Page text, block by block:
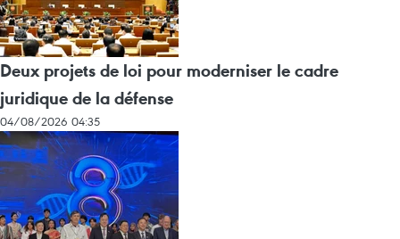
Deux projets de loi pour moderniser le cadre
juridique de la défense
04/08/2026 04:35